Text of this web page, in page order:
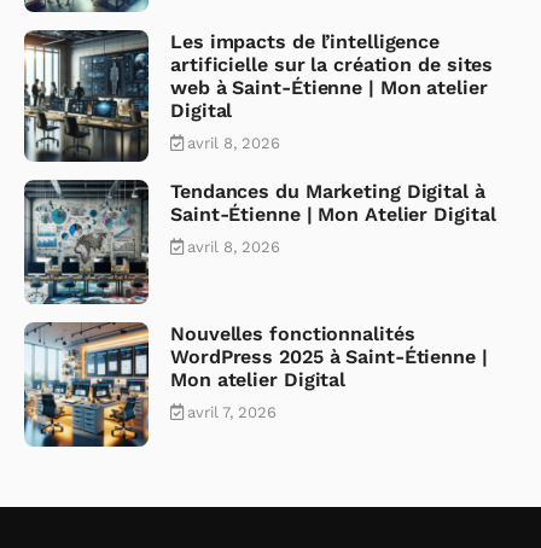
Les impacts de l’intelligence
artificielle sur la création de sites
web à Saint-Étienne | Mon atelier
Digital
avril 8, 2026
Tendances du Marketing Digital à
Saint-Étienne | Mon Atelier Digital
avril 8, 2026
Nouvelles fonctionnalités
WordPress 2025 à Saint-Étienne |
Mon atelier Digital
avril 7, 2026